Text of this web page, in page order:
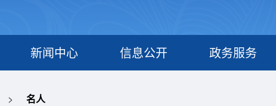
新闻中心 信息公开 政务服务
> 名人